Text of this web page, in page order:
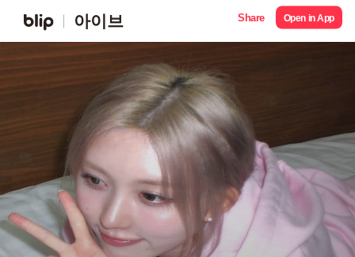
아이브 Share Open in App